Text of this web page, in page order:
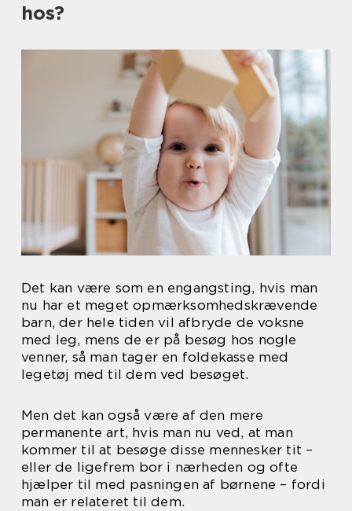
hos?
Det kan være som en engangsting, hvis man
nu har et meget opmærksomhedskrævende
barn, der hele tiden vil afbryde de voksne
med leg, mens de er på besøg hos nogle
venner, så man tager en foldekasse med
legetøj med til dem ved besøget.
Men det kan også være af den mere
permanente art, hvis man nu ved, at man
kommer til at besøge disse mennesker tit –
eller de ligefrem bor i nærheden og ofte
hjælper til med pasningen af børnene – fordi
man er relateret til dem.